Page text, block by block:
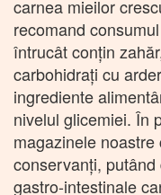
carnea mieilor
recomand
întrucât conţin
carbohidraţi cu
ingrediente
nivelul glicemiei. În
magazinele
conservanţi,
gastro-intestinale